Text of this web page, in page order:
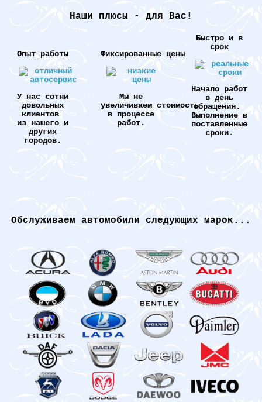
Наши плюсы - для Вас!
Опыт работы
У нас сотни
довольных
клиентов
из нашего и
других
городов.
Фиксированные цены
Мы не
увеличиваем стоимость
в процессе
работ.
Быстро и в
срок
Начало работ
в день
обращения.
Выполнение в
поставленные
сроки.
Обслуживаем автомобили следующих марок...